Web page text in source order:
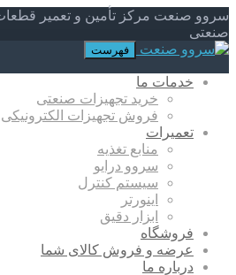
سروو صنعت مرکز تأمین و تعمیر قطعات
صنعتی
فهرست
خدمات ما
خرید تجهیزات صنعتی
فروش تجهیزات الکترونیکی
تعمیرات
منابع تغذیه
سروو درایو
سیستم کنترل
اینورتر
ابزار دقیق
فروشگاه
عرضه و فروش کالای شما
درباره ما